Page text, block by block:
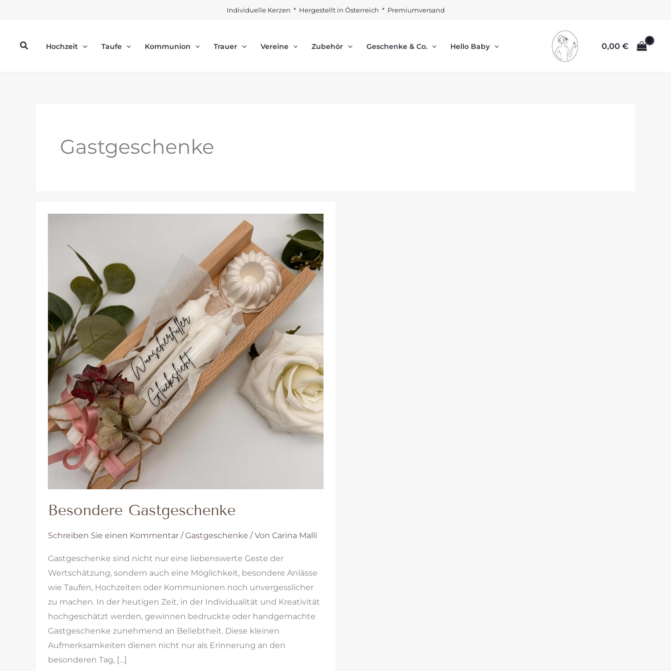
Individuelle Kerzen * Hergestellt in Österreich * Premiumversand
SuchenHochzeit Taufe Kommunion Trauer Vereine Zubehör Geschenke & Co. Hello Baby 0,00 €
Gastgeschenke
Besondere Gastgeschenke
Schreiben Sie einen Kommentar /Gastgeschenke / Von Carina Malli
Gastgeschenke sind nicht nur eine liebenswerte Geste der
Wertschätzung, sondern auch eine Möglichkeit, besondere Anlässe
wie Taufen, Hochzeiten oder Kommunionen noch unvergesslicher
zu machen. In der heutigen Zeit, in der Individualität und Kreativität
hochgeschätzt werden, gewinnen bedruckte oder handgemachte
Gastgeschenke zunehmend an Beliebtheit. Diese kleinen
Aufmerksamkeiten dienen nicht nur als Erinnerung an den
besonderen Tag, […]